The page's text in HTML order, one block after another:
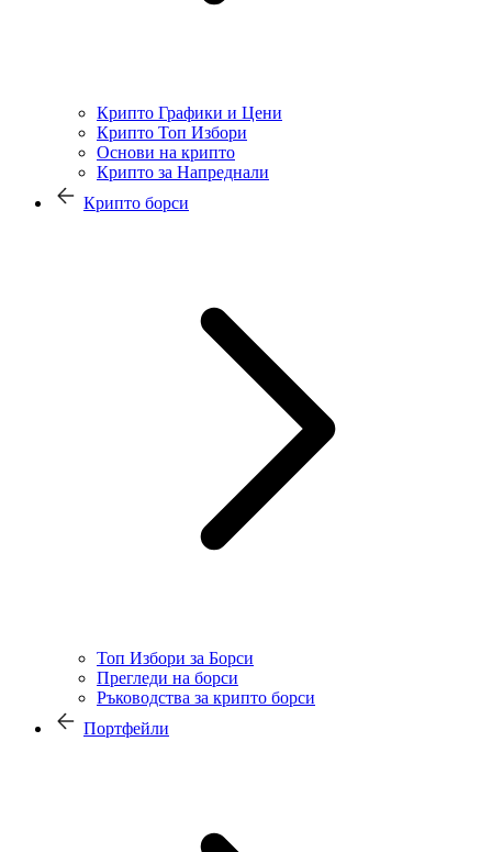
Крипто Графики и Цени
Крипто Топ Избори
Основи на крипто
Крипто за Напреднали
Крипто борси
Топ Избори за Борси
Прегледи на борси
Ръководства за крипто борси
Портфейли